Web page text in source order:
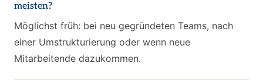
meisten?
Möglichst früh: bei neu gegründeten Teams, nach
einer Umstrukturierung oder wenn neue
Mitarbeitende dazukommen.